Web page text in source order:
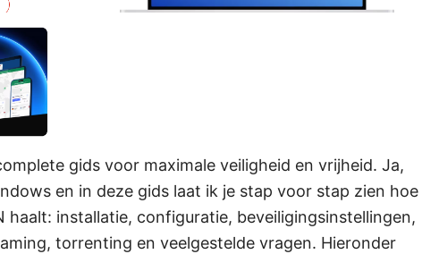
gids voor maximale veiligheid en vrijheid. Ja,
en in deze gids laat ik je stap voor stap zien hoe
haalt: installatie, configuratie, beveiligingsinstellingen,
torrenting en veelgestelde vragen. Hieronder